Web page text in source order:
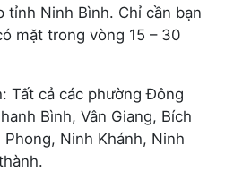
tỉnh Ninh Bình. Chỉ cần bạn
mặt trong vòng 15 – 30
Tất cả các phường Đông
Bình, Vân Giang, Bích
Ninh Khánh, Ninh